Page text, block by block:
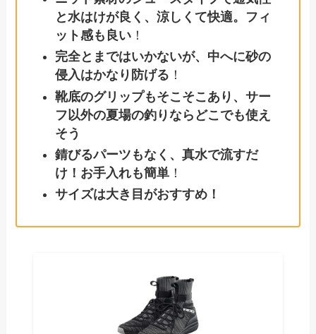
と水はけが良く、涼しくて快適。フィ
ット感も良い ！
完全とまではいかないが、中へに砂の
侵入はかなり防げる ！
靴底のグリップもそこそこあり、サー
フ以外の夏場の釣りならどこでも使え
そう
錆びるパーツもなく、真水で流すだ
け！お手入れも簡単 ！
サイズは大き目がおすすめ！